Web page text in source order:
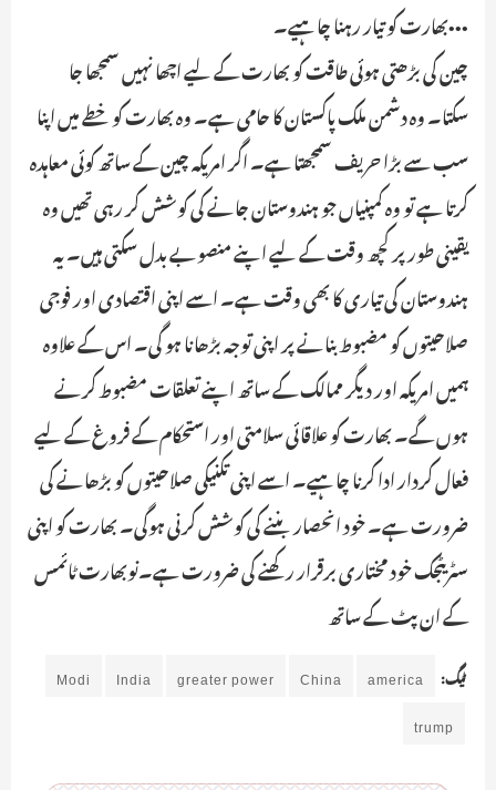
•••بھارت کو تیار رہنا چاہیے۔
چین کی بڑھتی ہوئی طاقت کو بھارت کے لیے اچھا نہیں سمجھا جا
سکتا۔ وہ دشمن ملک پاکستان کا حامی ہے۔ وہ بھارت کو خطے میں اپنا
سب سے بڑا حریف سمجھتا ہے۔ اگر امریکہ چین کے ساتھ کوئی معاہدہ
کرتا ہے تو وہ کمپنیاں جو ہندوستان جانے کی کوشش کر رہی تھیں وہ
یقینی طور پر کچھ وقت کے لیے اپنے منصوبے بدل سکتی ہیں۔ یہ
ہندوستان کی تیاری کا بھی وقت ہے۔ اسے اپنی اقتصادی اور فوجی
صلاحیتوں کو مضبوط بنانے پر اپنی توجہ بڑھانا ہو گی۔ اس کے علاوہ
ہمیں امریکہ اور دیگر ممالک کے ساتھ اپنے تعلقات مضبوط کرنے
ہوں گے۔ بھارت کو علاقائی سلامتی اور استحکام کے فروغ کے لیے
فعال کردار ادا کرنا چاہیے۔ اسے اپنی تکنیکی صلاحیتوں کو بڑھانے کی
ضرورت ہے۔ خود انحصار بننے کی کوشش کرنی ہوگی۔ بھارت کو اپنی
سٹریٹجک خود مختاری برقرار رکھنے کی ضرورت ہے۔نوبھارت ٹائمس
کے ان پٹ کے ساتھ
ٹیگ: america
China
greater power
India
Modi
trump